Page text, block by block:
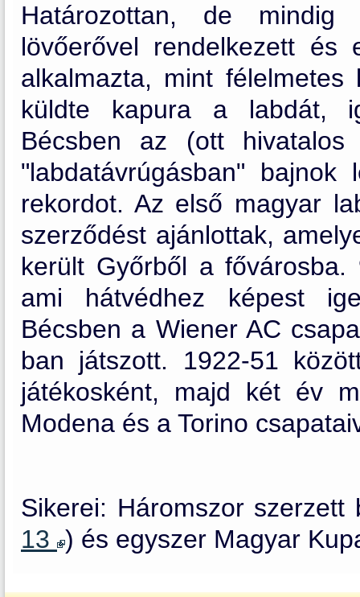
Határozottan, de
lövőerővel rendelkezett és
alkalmazta, mint
küldte kapura a labdát,
Bécsben az (ott hivatalos
"labdatávrúgásban"
rekordot. Az első magyar
szerződést ajánlottak,
került Győrből a
ami hátvédhez képest
Bécsben a Wiener AC
ban játszott. 1922-51
játékosként, majd két év
Modena és a Torino
Sikerei: Háromszor szerzett
13 ) és egyszer Magyar